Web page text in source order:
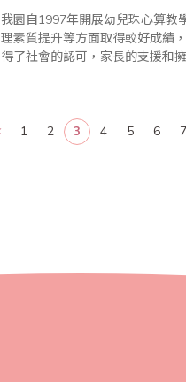
我園自1997年開展幼兒珠心算教
理素質提升等方面取得較好成績
得了社會的認可，家長的支援和擁護。 一、端正理念，師資策略是關鍵 (一)業務熟練的師資
1 2 3 4 5 6 7